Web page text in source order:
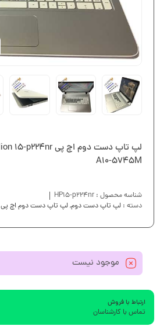
A10-5745M
شناسه محصول : HP15-p224nr
دسته : لپ تاپ دست دوم,لپ تاپ دست دوم اچ پی
موجود نیست
ارتباط با فروش
تماس با کارشناسان